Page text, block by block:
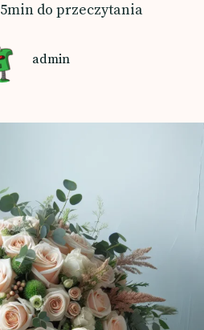
5min do przeczytania
admin